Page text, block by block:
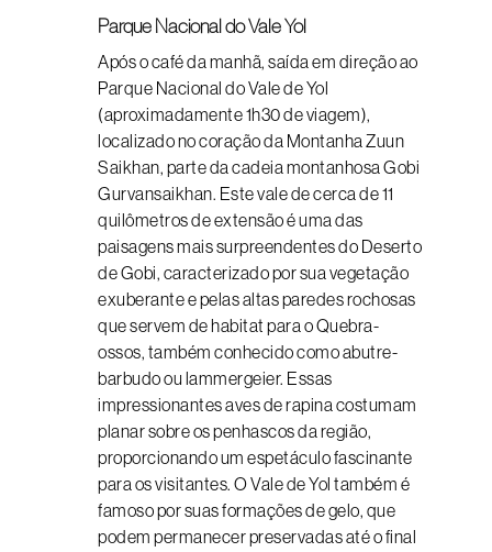
Parque Nacional do Vale Yol
Após o café da manhã, saída em direção ao
Parque Nacional do Vale de Yol
(aproximadamente 1h30 de viagem),
localizado no coração da Montanha Zuun
Saikhan, parte da cadeia montanhosa Gobi
Gurvansaikhan. Este vale de cerca de 11
quilômetros de extensão é uma das
paisagens mais surpreendentes do Deserto
de Gobi, caracterizado por sua vegetação
exuberante e pelas altas paredes rochosas
que servem de habitat para o Quebra-
ossos, também conhecido como abutre-
barbudo ou lammergeier. Essas
impressionantes aves de rapina costumam
planar sobre os penhascos da região,
proporcionando um espetáculo fascinante
para os visitantes. O Vale de Yol também é
famoso por suas formações de gelo, que
podem permanecer preservadas até o final